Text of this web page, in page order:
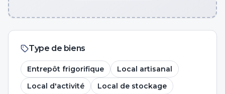
Type de biens
Entrepôt frigorifique
Local artisanal
Local d'activité
Local de stockage